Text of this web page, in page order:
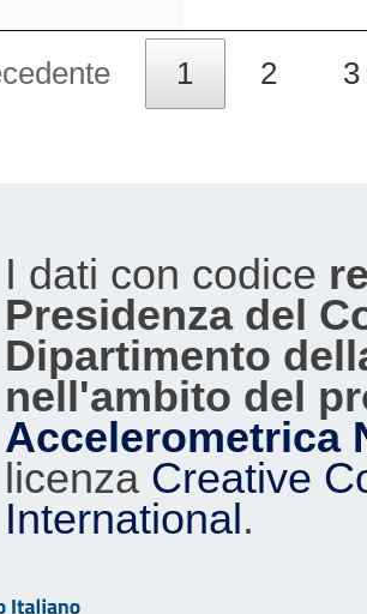
1 2 3
I dati con codice
Presidenza del
Dipartimento
nell'ambito del
Accelerometrica
licenza Creative
International.